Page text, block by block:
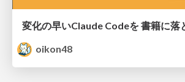
変化の早いClaude Codeを 書籍に落
oikon48